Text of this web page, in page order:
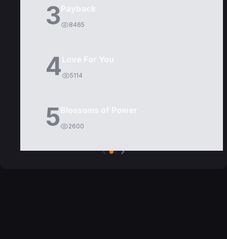
3 8465
4 5114
5 2600